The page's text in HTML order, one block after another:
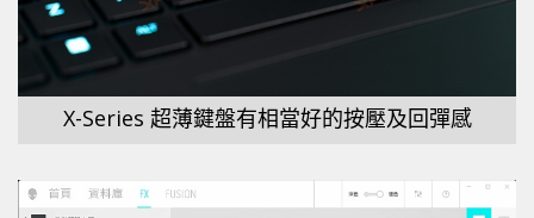
X-Series 超薄鍵盤有相當好的按壓及回彈感